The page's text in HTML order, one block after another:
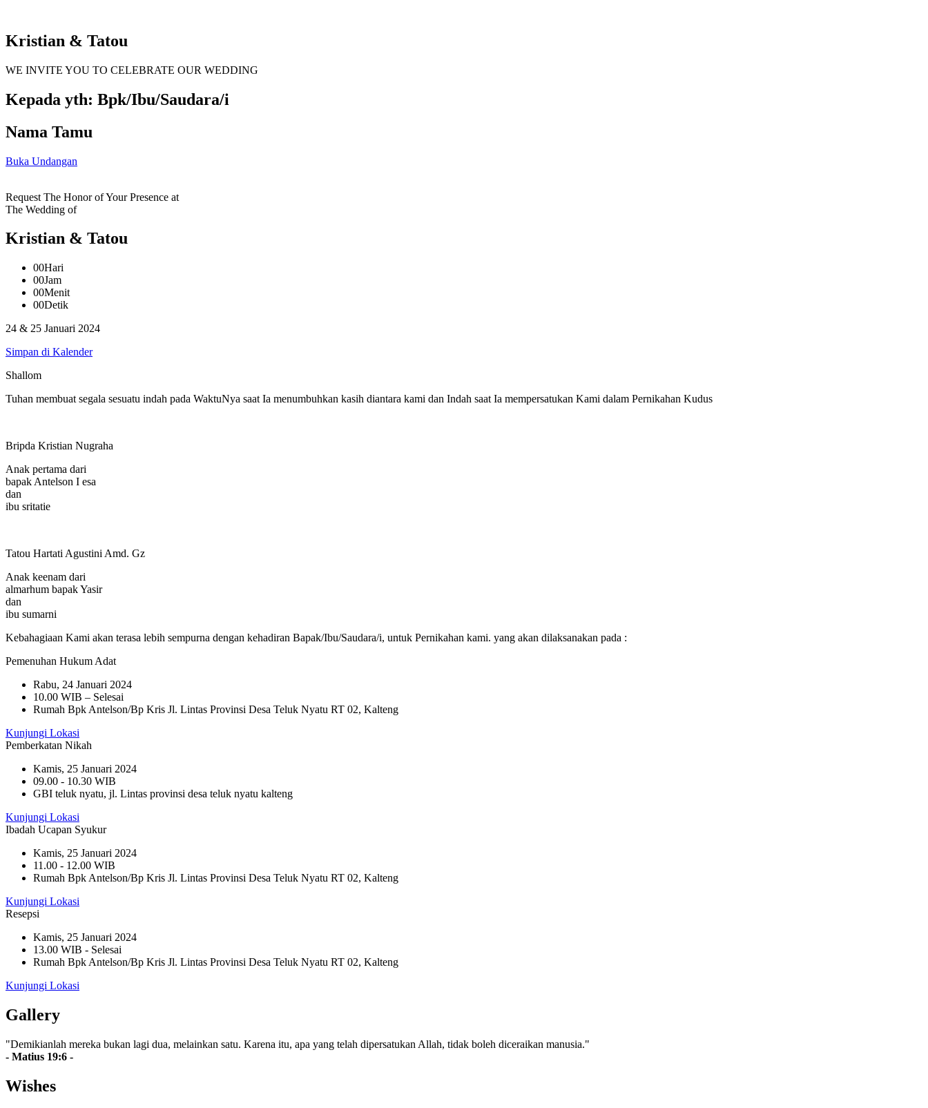
Kristian & Tatou
WE INVITE YOU TO CELEBRATE OUR WEDDING
Kepada yth: Bpk/Ibu/Saudara/i
Nama Tamu
Buka Undangan
Request The Honor of Your Presence at
The Wedding of
Kristian & Tatou
00Hari
00Jam
00Menit
00Detik
24 & 25 Januari 2024
Simpan di Kalender
Shallom
Tuhan membuat segala sesuatu indah pada WaktuNya saat Ia menumbuhkan kasih diantara kami dan Indah saat Ia mempersatukan Kami dalam Pernikahan Kudus
Bripda Kristian Nugraha
Anak pertama dari
bapak Antelson I esa
dan
ibu sritatie
Tatou Hartati Agustini Amd. Gz
Anak keenam dari
almarhum bapak Yasir
dan
ibu sumarni
Kebahagiaan Kami akan terasa lebih sempurna dengan kehadiran Bapak/Ibu/Saudara/i, untuk Pernikahan kami. yang akan dilaksanakan pada :
Pemenuhan Hukum Adat
Rabu, 24 Januari 2024
10.00 WIB – Selesai
Rumah Bpk Antelson/Bp Kris Jl. Lintas Provinsi Desa Teluk Nyatu RT 02, Kalteng
Kunjungi Lokasi
Pemberkatan Nikah
Kamis, 25 Januari 2024
09.00 - 10.30 WIB
GBI teluk nyatu, jl. Lintas provinsi desa teluk nyatu kalteng
Kunjungi Lokasi
Ibadah Ucapan Syukur
Kamis, 25 Januari 2024
11.00 - 12.00 WIB
Rumah Bpk Antelson/Bp Kris Jl. Lintas Provinsi Desa Teluk Nyatu RT 02, Kalteng
Kunjungi Lokasi
Resepsi
Kamis, 25 Januari 2024
13.00 WIB - Selesai
Rumah Bpk Antelson/Bp Kris Jl. Lintas Provinsi Desa Teluk Nyatu RT 02, Kalteng
Kunjungi Lokasi
Gallery
"Demikianlah mereka bukan lagi dua, melainkan satu. Karena itu, apa yang telah dipersatukan Allah, tidak boleh diceraikan manusia."
- Matius 19:6 -
Wishes